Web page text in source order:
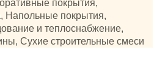
покрытия,
Напольные покрытия,
и теплоснабжение,
Сухие строительные смеси